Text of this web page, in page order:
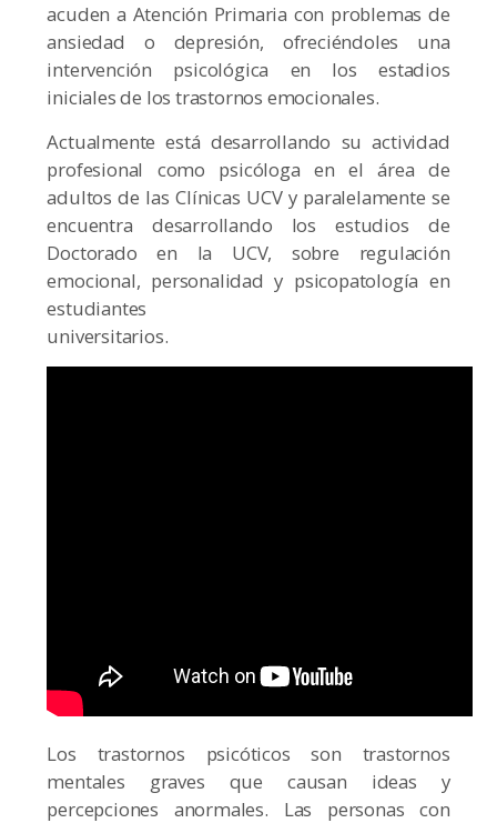
acuden a Atención Primaria con problemas de
ansiedad o depresión, ofreciéndoles una
intervención psicológica en los estadios
iniciales de los trastornos emocionales.
Actualmente está desarrollando su actividad
profesional como psicóloga en el área de
adultos de las Clínicas UCV y paralelamente se
encuentra desarrollando los estudios de
Doctorado en la UCV, sobre regulación
emocional, personalidad y psicopatología en
estudiantes
universitarios.
Los trastornos psicóticos son trastornos
mentales graves que causan ideas y
percepciones anormales. Las personas con